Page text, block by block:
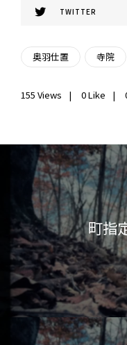
TWITTER
奥羽仕置 寺院
155 Views 0Like
ビ
ゲ
ー
シ
町指